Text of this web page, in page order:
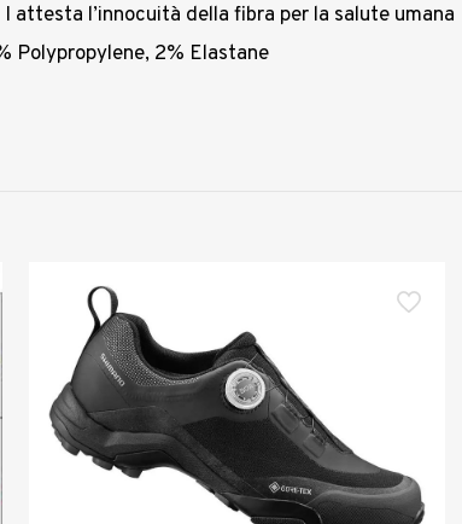
attesta l’innocuità della fibra per la salute umana
Polypropylene, 2% Elastane